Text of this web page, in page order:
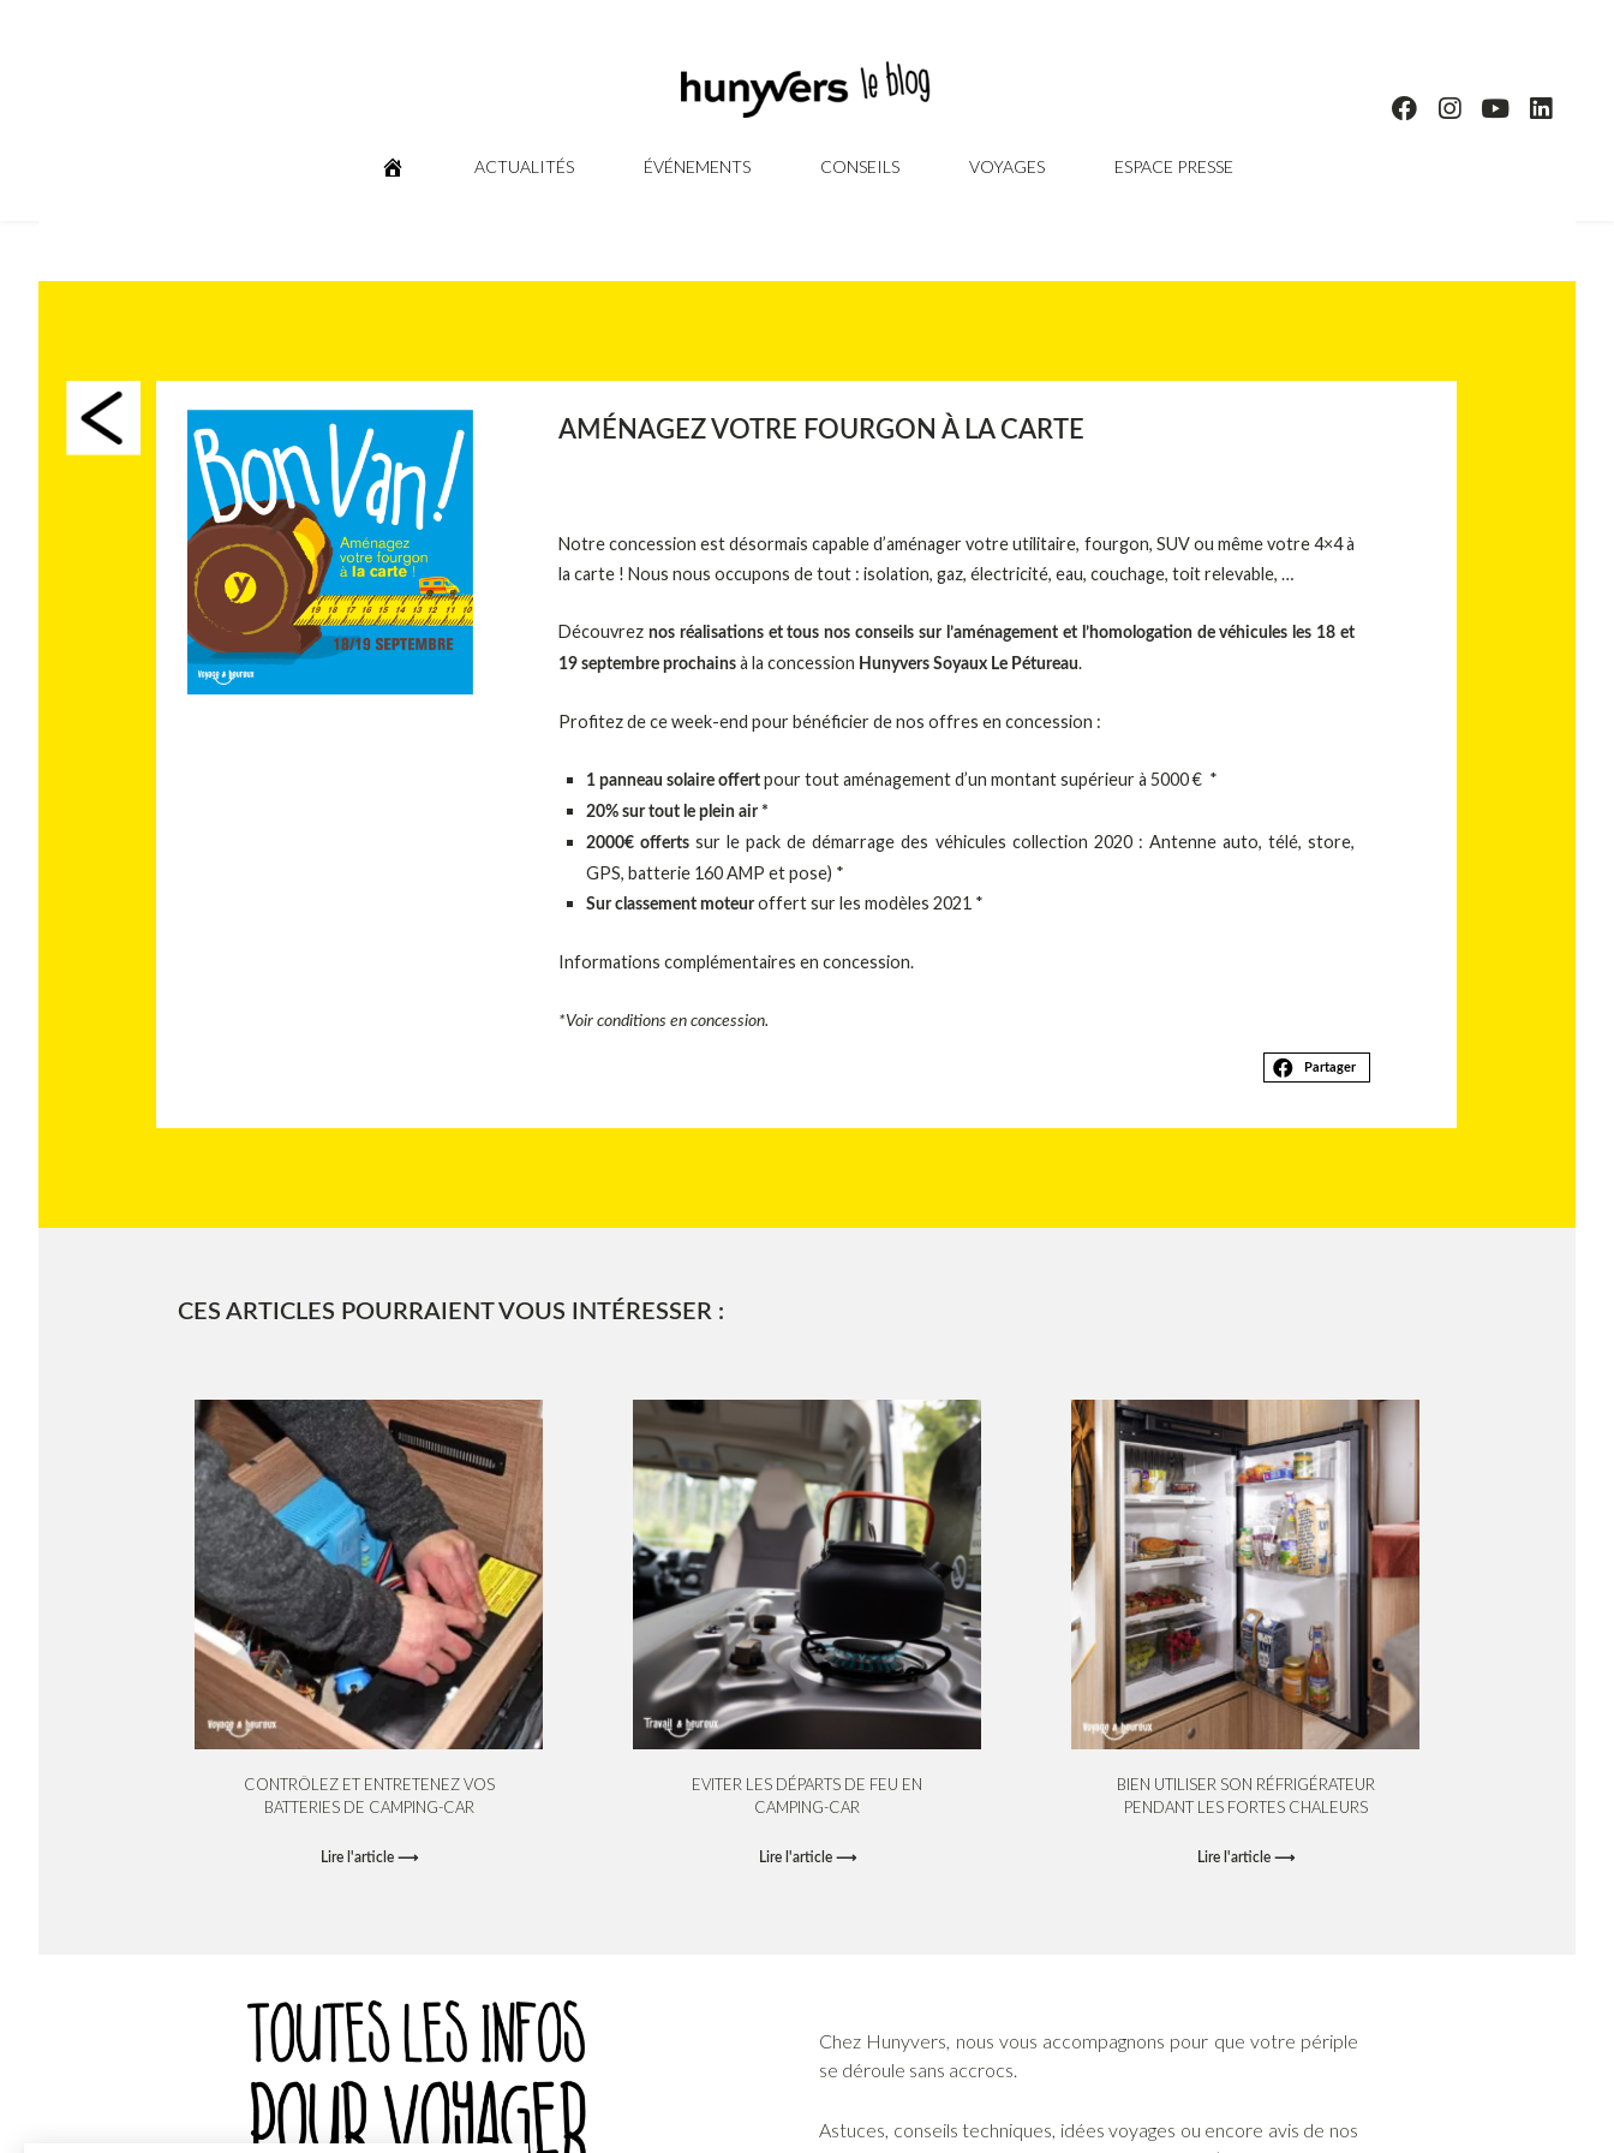
ACTUALITÉS ÉVÉNEMENTS CONSEILS VOYAGES ESPACE PRESSE
AMÉNAGEZ VOTRE FOURGON À LA CARTE
Notre concession est désormais capable d’aménager votre utilitaire, fourgon, SUV ou même votre 4×4 à
la carte ! Nous nous occupons de tout : isolation, gaz, électricité, eau, couchage, toit relevable, …
Découvrez nos réalisations et tous nos conseils sur l’aménagement et l’homologation de véhicules les 18 et
19 septembre prochainsà la concession Hunyvers Soyaux Le Pétureau.
Profitez de ce week-end pour bénéficier de nos offres en concession :
1 panneau solaire offert pour tout aménagement d’un montant supérieur à 5000 € *
20% sur tout le plein air *
2000€ offertssur le pack de démarrage des véhicules collection 2020 : Antenne auto, télé, store,
GPS, batterie 160 AMP et pose) *
Sur classement moteuroffert sur les modèles 2021 *
Informations complémentaires en concession.
*Voir conditions en concession.
Partager
CES ARTICLES POURRAIENT VOUS INTÉRESSER :
CONTRÔLEZ ET ENTRETENEZ VOS
BATTERIES DE CAMPING-CAR
Lire l'article ⟶
EVITER LES DÉPARTS DE FEU EN
CAMPING-CAR
Lire l'article ⟶
BIEN UTILISER SON RÉFRIGÉRATEUR
PENDANT LES FORTES CHALEURS
Lire l'article ⟶
Chez Hunyvers, nous vous accompagnons pour que votre périple
se déroule sans accrocs.
Astuces, conseils techniques, idées voyages ou encore avis de nos